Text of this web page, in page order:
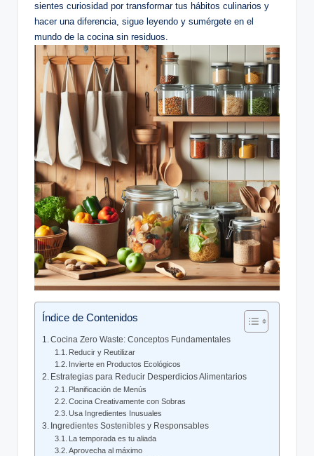
sientes curiosidad por transformar tus hábitos culinarios y
hacer una diferencia, sigue leyendo y sumérgete en el
mundo de la cocina sin residuos.
Índice de Contenidos
Cocina Zero Waste: Conceptos Fundamentales
Reducir y Reutilizar
Invierte en Productos Ecológicos
Estrategias para Reducir Desperdicios Alimentarios
Planificación de Menús
Cocina Creativamente con Sobras
Usa Ingredientes Inusuales
Ingredientes Sostenibles y Responsables
La temporada es tu aliada
Aprovecha al máximo